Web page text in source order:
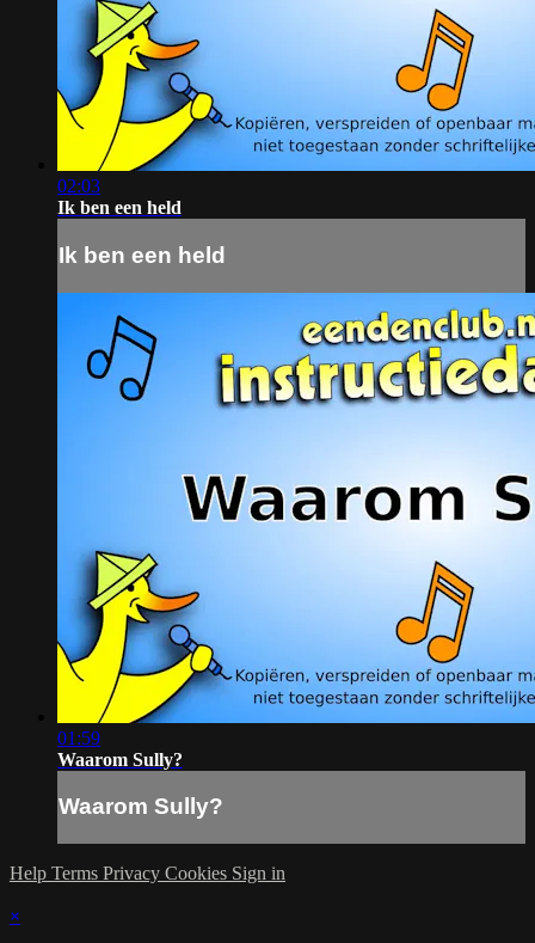
02:03
Ik ben een held
Ik ben een held
01:59
Waarom Sully?
Waarom Sully?
Help Terms Privacy Cookies Sign in
×